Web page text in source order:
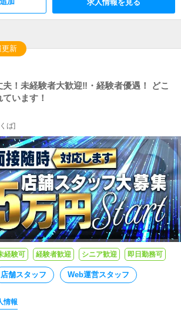
求人情報を見る
更新
！未経験者大歓迎‼・経験者優遇！ どこ
います！
ば]
経験可 経験者歓迎 シニア歓迎 即日勤務可
店舗スタッフ Web運営スタッフ
情報